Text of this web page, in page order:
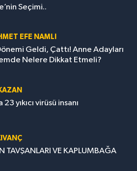
Seçimi..
EFE NAMLI
Geldi, Çattı! Anne Adayları
Nelere Dikkat Etmeli?
23 yıkıcı virüsü insanı
TAVŞANLARI VE KAPLUMBAĞA